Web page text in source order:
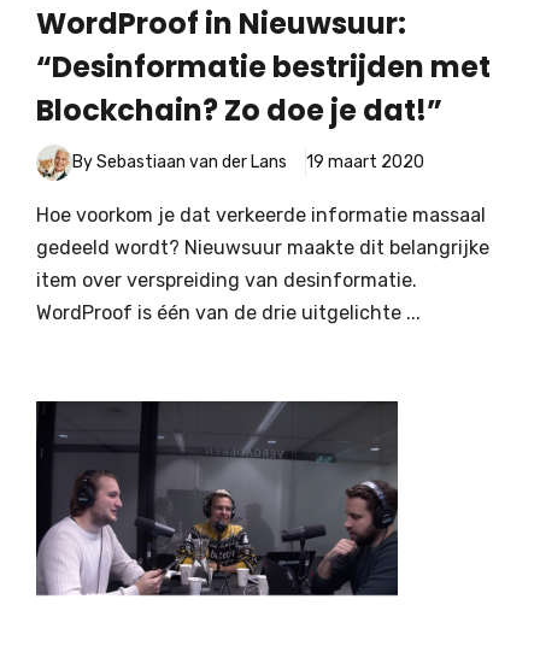
WordProof in Nieuwsuur:
“Desinformatie bestrijden met
Blockchain? Zo doe je dat!”
By Sebastiaan van der Lans 19 maart 2020
Hoe voorkom je dat verkeerde informatie massaal
gedeeld wordt? Nieuwsuur maakte dit belangrijke
item over verspreiding van desinformatie.
WordProof is één van de drie uitgelichte ...